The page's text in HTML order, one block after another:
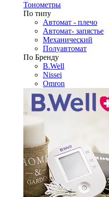
Тонометры
По типу
Автомат - плечо
Автомат- запястье
Механический
Полуавтомат
По Бренду
B.Well
Nissei
Omron